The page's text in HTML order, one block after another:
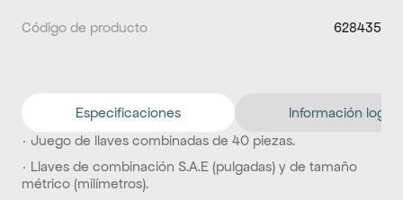
Código de producto 628435
Especificaciones
Información
· Juego de llaves combinadas de 40 piezas.
· Llaves de combinación S.A.E (pulgadas) y de tamaño
métrico (milímetros).